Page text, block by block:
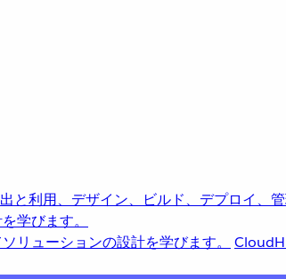
と利用、デザイン、ビルド、デプロイ、管
学びます。
リューションの設計を学びます。